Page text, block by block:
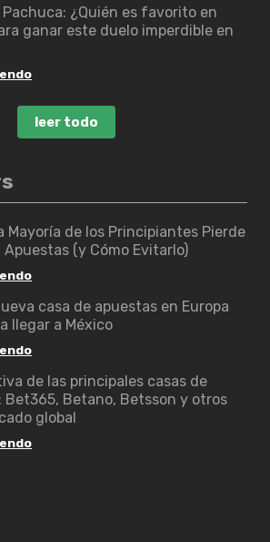
Pachuca: ¿Quién es favorito en
ganar este duelo imperdible en
leer todo
Mayoría de los Principiantes Pierde
Apuestas (y Cómo Evitarlo)
casa de apuestas en Europa
llegar a México
de las principales casas de
Bet365, Betano, Betsson y otros
global